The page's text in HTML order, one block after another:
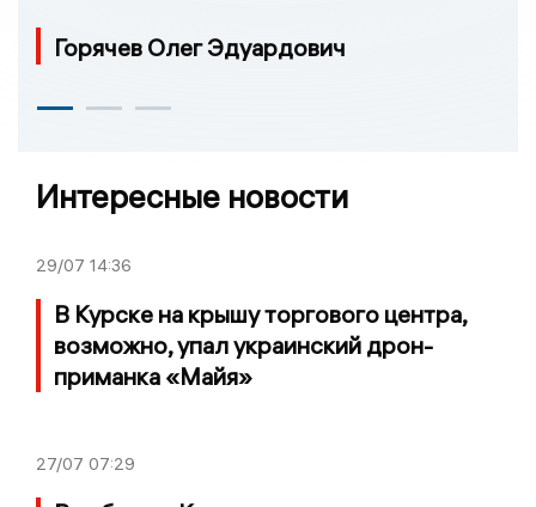
Горячев Олег Эдуардович
Интересные новости
29/07 14:36
В Курске на крышу торгового центра,
возможно, упал украинский дрон-
приманка «Майя»
27/07 07:29